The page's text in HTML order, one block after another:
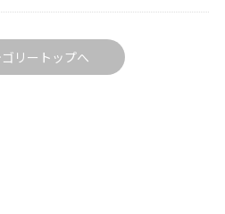
リートップへ